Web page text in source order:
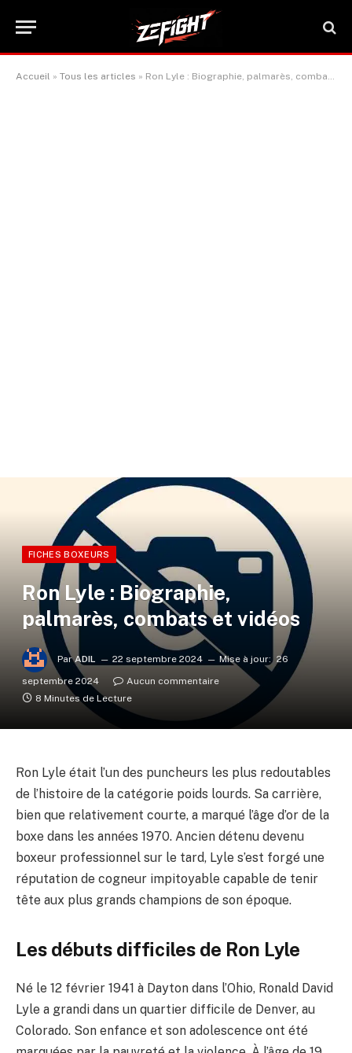
Accueil » Tous les articles » Ron Lyle : Biographie, palmarès, combats et vidéos
FICHES BOXEURS
Ron Lyle : Biographie,
palmarès, combats et vidéos
Par ADIL 22 septembre 2024 Mise à jour: 26
septembre 2024
Aucun commentaire
8 Minutes de Lecture
Ron Lyle était l’un des puncheurs les plus redoutables
de l’histoire de la catégorie poids lourds. Sa carrière,
bien que relativement courte, a marqué l’âge d’or de la
boxe dans les années 1970. Ancien détenu devenu
boxeur professionnel sur le tard, Lyle s’est forgé une
réputation de cogneur impitoyable capable de tenir
tête aux plus grands champions de son époque.
Les débuts difficiles de Ron Lyle
Né le 12 février 1941 à Dayton dans l’Ohio, Ronald David
Lyle a grandi dans un quartier difficile de Denver, au
Colorado. Son enfance et son adolescence ont été